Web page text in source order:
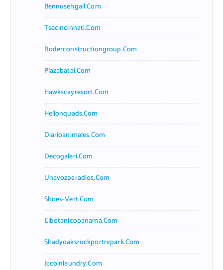
Bennusehgall.com
Tsecincinnati.com
Roderconstructiongroup.com
Plazabatai.com
Hawkscayresort.com
Hellonquads.com
Diarioanimales.com
Decogaleri.com
Unavozparadios.com
Shoes-Vert.com
Elbotanicopanama.com
Shadyoaksrockportrvpark.com
Jccoinlaundry.com